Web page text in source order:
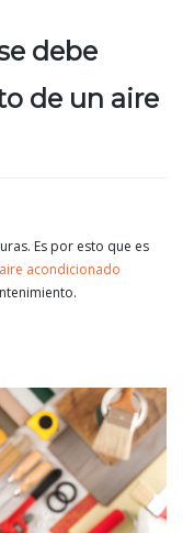
debe
de un aire
Es por esto que es
aire acondicionado